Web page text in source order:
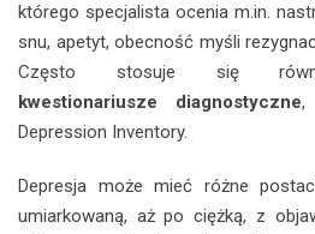
którego specjalista ocenia m.in.
snu, apetyt, obecność myśli
Często stosuje się
kwestionariusze diagnostyczne,
Depression Inventory.
Depresja może mieć różne
umiarkowaną, aż po ciężką, z